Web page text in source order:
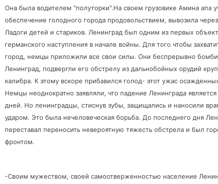
Она была водителем "полуторки".На своем грузовике Амина апа
обеспечение голодного города продовольствием, вывозила
Ладоги детей и стариков. Ленинград был одним из первых
германского наступления в начале войны. Для того чтобы
город, немцы приложили все свои силы. Они беспрерывно
Ленинград, подвергли его обстрелу из дальнобойных орудий
калибра. К этому вскоре прибавился голод- этот ужас
Немцы неоднократно заявляли, что падение Ленинграда
дней. Но ленинградцы, стиснув зубы, защищались и наносили
ударом. Это была нечеловеческая борьба. До последнего дня
переставал переносить невероятную тяжесть обстрела и был
фронтом.
-Своим мужеством, своей самоотверженностью население